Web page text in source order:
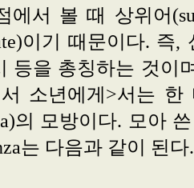
에서 볼 때 상위어
이기 때문이다. 즉
등을 총칭하는 것이
소년에게>서는
의 모방이다. 모아
는 다음과 같이 된다.